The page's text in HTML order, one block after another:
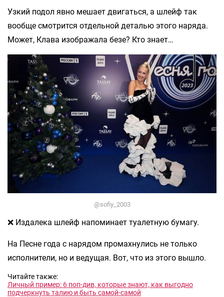
Узкий подол явно мешает двигаться, а шлейф так
вообще смотрится отдельной деталью этого наряда.
Может, Клава изображала безе? Кто знает…
@sofiy_2003
❌ Издалека шлейф напоминает туалетную бумагу.
На Песне года с нарядом промахнулись не только
исполнители, но и ведущая. Вот, что из этого вышло.
Читайте также:
Личный пример: 6 поп-див, которые знают, как выгодно
подчеркнуть талию и быть самой-самой